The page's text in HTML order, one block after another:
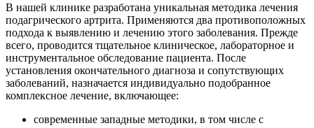
В нашей клинике разработана уникальная методика лечения
подагрического артрита. Применяются два противоположных
подхода к выявлению и лечению этого заболевания. Прежде
всего, проводится тщательное клиническое, лабораторное и
инструментальное обследование пациента. После
установления окончательного диагноза и сопутствующих
заболеваний, назначается индивидуально подобранное
комплексное лечение, включающее:
современные западные методики, в том числе с